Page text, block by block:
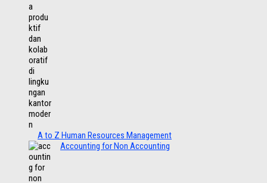
A to Z Human Resources Management
Accounting for Non Accounting